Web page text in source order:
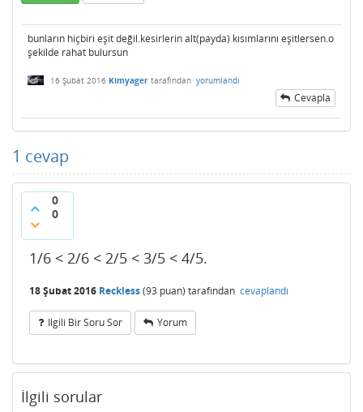
bunların hiçbiri eşit değil.kesirlerin alt(payda) kısımlarını eşitlersen.o
şekilde rahat bulursun
16 Şubat 2016 Kimyager tarafından yorumlandı
Cevapla
1 cevap
0
0
1/6 < 2/6 < 2/5 < 3/5 < 4/5.
18 Şubat 2016 Reckless(93 puan) tarafından cevaplandı
Ilgili Bir Soru Sor Yorum
İlgili sorular